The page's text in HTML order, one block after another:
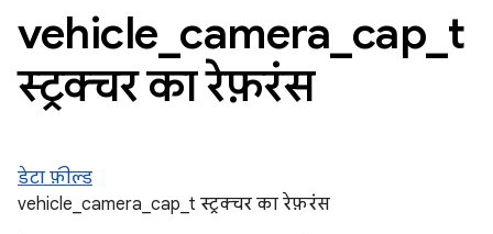
vehicle camera cap t
स्ट्रक्चर का रेफ़रंस
डेटा फ़ील्ड
vehicle_camera_cap_t स्ट्रक्चर का रेफ़रंस